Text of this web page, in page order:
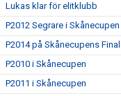
Lukas klar för elitklubb
P2012 Segrare i Skånecupen
P2014 på Skånecupens
P2010 i Skånecupen
P2011 i Skånecupen